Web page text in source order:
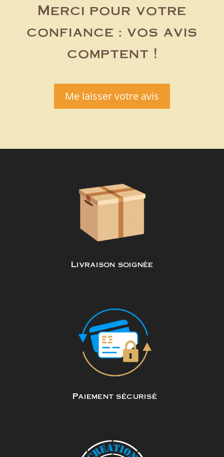
Merci pour votre
confiance : vos avis
comptent !
Me laisser votre avis
Livraison soignée
Paiement sécurisé